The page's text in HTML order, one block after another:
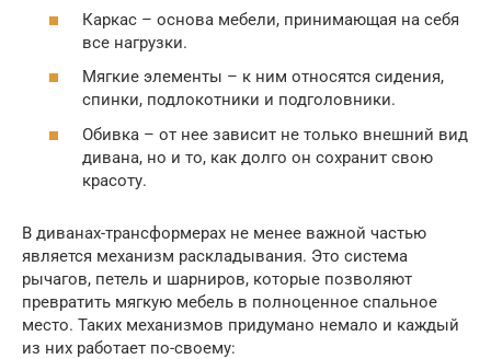
Каркас – основа мебели, принимающая на себя
все нагрузки.
Мягкие элементы – к ним относятся сидения,
спинки, подлокотники и подголовники.
Обивка – от нее зависит не только внешний вид
дивана, но и то, как долго он сохранит свою
красоту.
В диванах-трансформерах не менее важной частью
является механизм раскладывания. Это система
рычагов, петель и шарниров, которые позволяют
превратить мягкую мебель в полноценное спальное
место. Таких механизмов придумано немало и каждый
из них работает по-своему: